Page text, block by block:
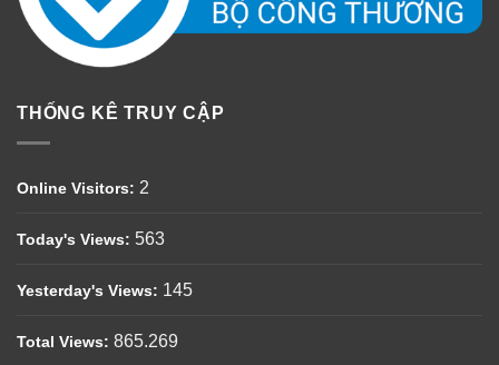
THỐNG KÊ TRUY CẬP
Online Visitors: 2
Today's Views: 563
Yesterday's Views: 145
Total Views: 865.269